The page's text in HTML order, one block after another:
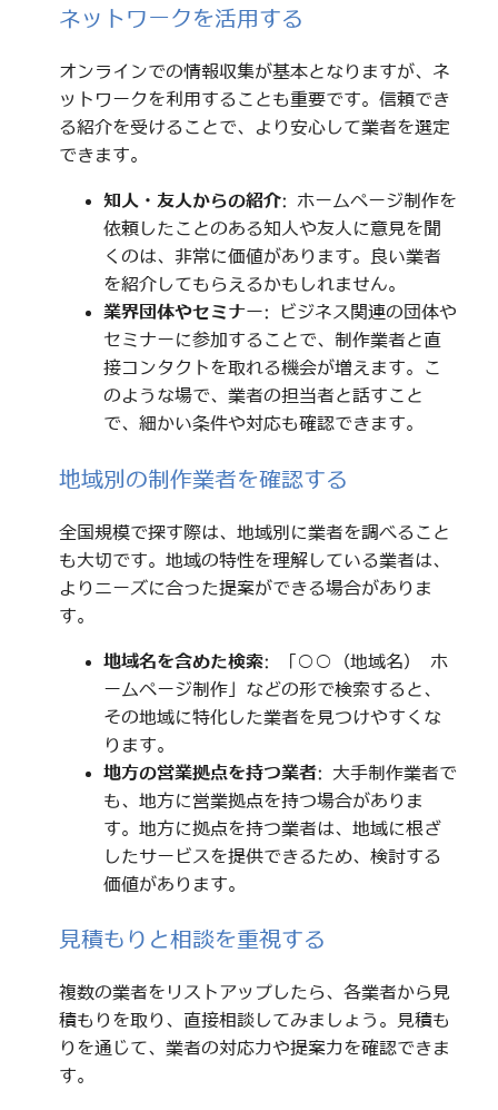
ネットワークを活用する
オンラインでの情報収集が基本となりますが、ネ
ットワークを利用することも重要です。信頼でき
る紹介を受けることで、より安心して業者を選定
できます。
知人・友人からの紹介: ホームページ制作を
依頼したことのある知人や友人に意見を聞
くのは、非常に価値があります。良い業者
を紹介してもらえるかもしれません。
業界団体やセミナー: ビジネス関連の団体や
セミナーに参加することで、制作業者と直
接コンタクトを取れる機会が増えます。こ
のような場で、業者の担当者と話すこと
で、細かい条件や対応も確認できます。
地域別の制作業者を確認する
全国規模で探す際は、地域別に業者を調べること
も大切です。地域の特性を理解している業者は、
よりニーズに合った提案ができる場合がありま
す。
地域名を含めた検索: 「○○（地域名） ホ
ームページ制作」などの形で検索すると、
その地域に特化した業者を見つけやすくな
ります。
地方の営業拠点を持つ業者: 大手制作業者で
も、地方に営業拠点を持つ場合がありま
す。地方に拠点を持つ業者は、地域に根ざ
したサービスを提供できるため、検討する
価値があります。
見積もりと相談を重視する
複数の業者をリストアップしたら、各業者から見
積もりを取り、直接相談してみましょう。見積も
りを通じて、業者の対応力や提案力を確認できま
す。